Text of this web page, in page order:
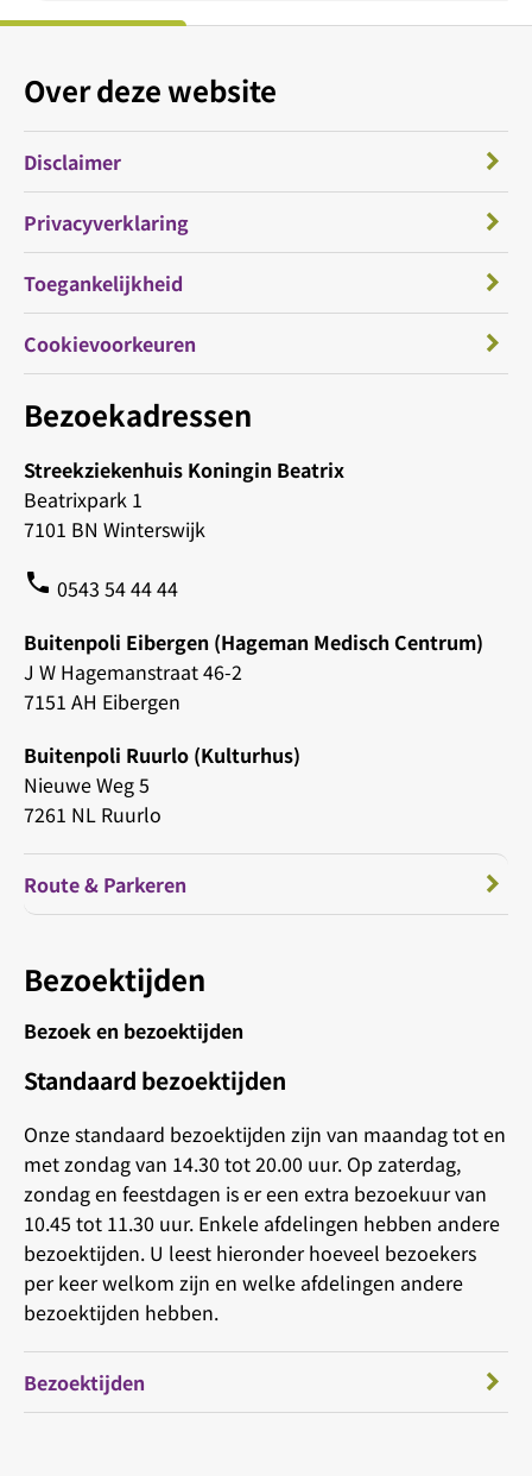
Bezoekadressen
Streekziekenhuis Koningin Beatrix
Beatrixpark 1
7101 BN Winterswijk
phone 0543 54 44 44
Buitenpoli Eibergen (Hageman Medisch Centrum)
J W Hagemanstraat 46-2
7151 AH Eibergen
Buitenpoli Ruurlo (Kulturhus)
Nieuwe Weg 5
7261 NL Ruurlo
Route & Parkeren
Bezoektijden
Bezoek en bezoektijden
Standaard bezoektijden
Onze standaard bezoektijden zijn van maandag tot en
met zondag van 14.30 tot 20.00 uur. Op zaterdag,
zondag en feestdagen is er een extra bezoekuur van
10.45 tot 11.30 uur. Enkele afdelingen hebben andere
bezoektijden. U leest hieronder hoeveel bezoekers
per keer welkom zijn en welke afdelingen andere
bezoektijden hebben.
Bezoektijden
Over deze website
Disclaimer
Privacyverklaring
Toegankelijkheid
Cookievoorkeuren